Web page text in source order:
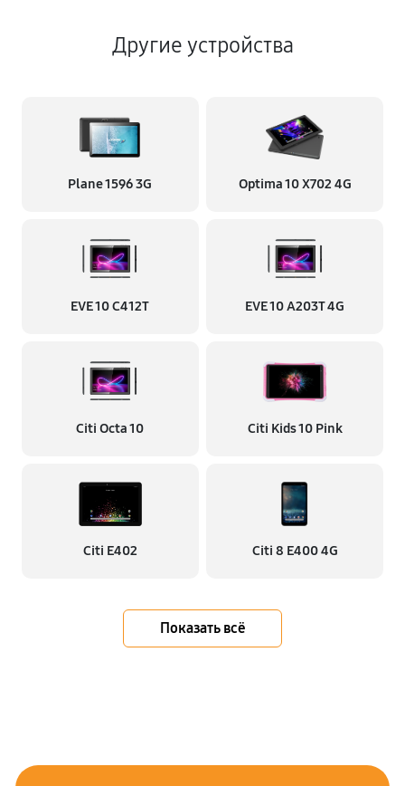
Другие устройства
Plane 1596 3G Optima 10 X702 4G
EVE 10 C412T EVE 10 A203T 4G
Citi Octa 10 Citi Kids 10 Pink
Citi E402 Citi 8 E400 4G
Показать всё